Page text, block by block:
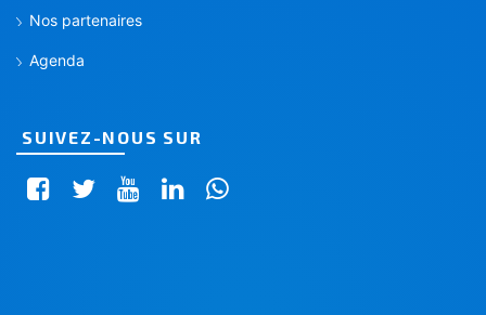
Nos partenaires
Agenda
SUIVEZ-NOUS SUR